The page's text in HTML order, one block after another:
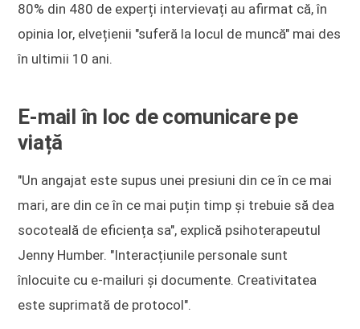
80% din 480 de experți intervievați au afirmat că, în
opinia lor, elvețienii "suferă la locul de muncă" mai des
în ultimii 10 ani.
E-mail în loc de comunicare pe
viață
"Un angajat este supus unei presiuni din ce în ce mai
mari, are din ce în ce mai puțin timp și trebuie să dea
socoteală de eficiența sa", explică psihoterapeutul
Jenny Humber. "Interacțiunile personale sunt
înlocuite cu e-mailuri și documente. Creativitatea
este suprimată de protocol".